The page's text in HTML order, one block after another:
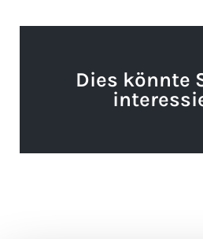
Dies könnte